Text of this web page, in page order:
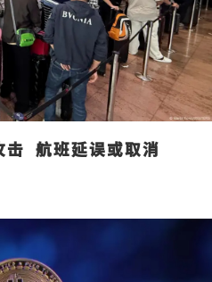
航班延误或取消